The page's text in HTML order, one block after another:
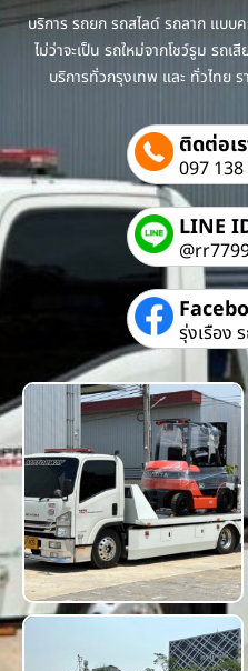
บริการ รถยก รถสไลด์ รถลาก แบบ
ไม่ว่าจะเป็น รถใหม่จากโชว์รูม รถ
บริการทั่วกรุงเทพ และ ทั่วไทย
ติดต่อเ
097
LINE
รุ่งเรือง